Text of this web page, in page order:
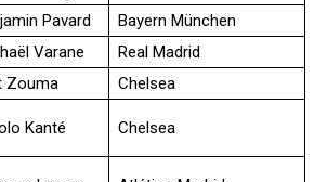
Pavard
Bayern München
Varane
Real Madrid
Zouma
Chelsea
Kanté Chelsea